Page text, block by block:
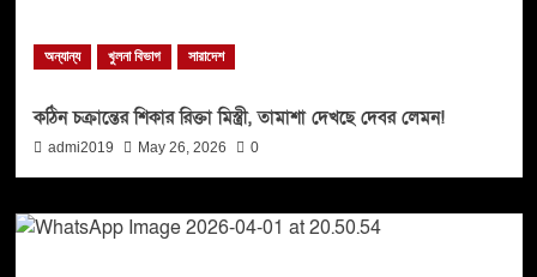
অন্যান্য খুলনা বিভাগ সারাদেশ
কঠিন চক্রান্তের শিকার রিক্তা মিস্ত্রী, তামাশা দেখছে দেবর লেমন!
admi2019 May 26, 2026 0